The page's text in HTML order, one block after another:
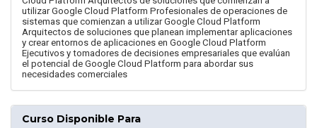
utilizar Google Cloud Platform Profesionales de operaciones de
sistemas que comienzan a utilizar Google Cloud Platform
Arquitectos de soluciones que planean implementar aplicaciones
y crear entornos de aplicaciones en Google Cloud Platform
Ejecutivos y tomadores de decisiones empresariales que evalúan
el potencial de Google Cloud Platform para abordar sus
necesidades comerciales
Curso Disponible Para